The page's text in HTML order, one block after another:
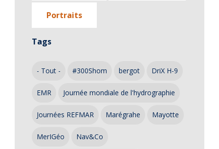
Portraits
Tags
- Tout - #300Shom bergot DriX H-9
EMR Journée mondiale de l'hydrographie
Journées REFMAR Marégrahe Mayotte
MerIGéo Nav&Co